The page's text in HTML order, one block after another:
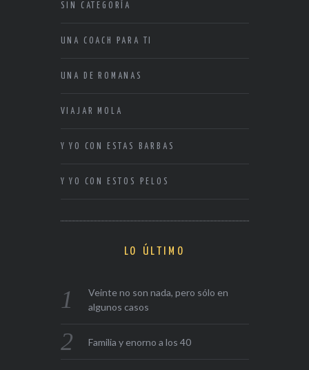
SIN CATEGORÍA
UNA COACH PARA TI
UNA DE ROMANAS
VIAJAR MOLA
Y YO CON ESTAS BARBAS
Y YO CON ESTOS PELOS
LO ÚLTIMO
Veinte no son nada, pero sólo en
algunos casos
Familia y enorno a los 40